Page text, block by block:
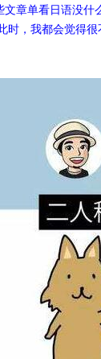
单看日语没什
，我都会觉得